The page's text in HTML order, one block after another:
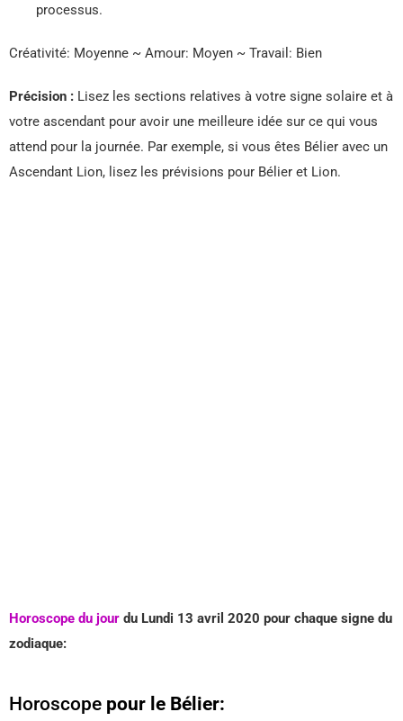
processus.
Créativité: Moyenne ~ Amour: Moyen ~ Travail: Bien
Précision : Lisez les sections relatives à votre signe solaire et à
votre ascendant pour avoir une meilleure idée sur ce qui vous
attend pour la journée. Par exemple, si vous êtes Bélier avec un
Ascendant Lion, lisez les prévisions pour Bélier et Lion.
Horoscope du jour du Lundi 13 avril 2020 pour chaque signe du
zodiaque:
Horoscope pour le Bélier: